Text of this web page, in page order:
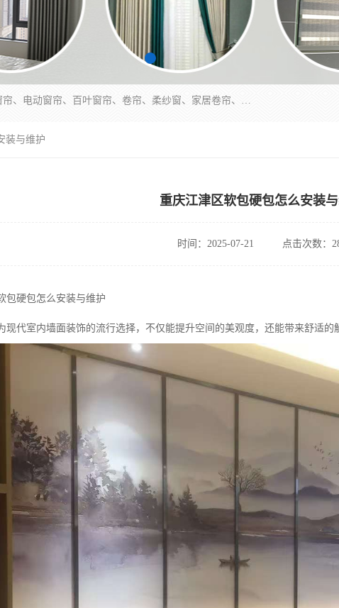
北碚区蔡家岗街道亿家窗帘店长年专业定做窗帘、电动窗帘、百叶窗帘、卷帘、柔纱窗、家居卷帘、香格里拉帘、垂直帘、等等，软包、各种形状软包硬包，墙布、素色、绣花、硅藻泥、高精密各种墙布，免费测量、免费安装，欢迎咨询
装与维护
重庆江津区软包硬包怎么安装
时间：2025-07-21 点击次数：
包硬包怎么安装与维护
现代室内墙面装饰的流行选择，不仅能提升空间的美观度，还能带来舒适的